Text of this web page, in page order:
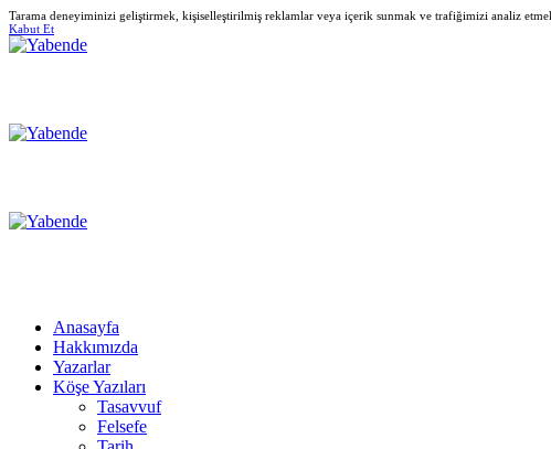
Tarama deneyiminizi geliştirmek, kişiselleştirilmiş reklamlar veya içerik sunmak ve trafiğimizi analiz
Kabut Et
Anasayfa
Hakkımızda
Yazarlar
Köşe Yazıları
Tasavvuf
Felsefe